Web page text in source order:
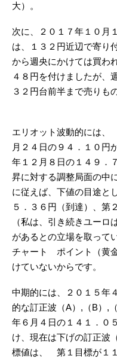
大）。
次に、２０１７年１０月
は、１３２円近辺で寄り
から週央にかけては買わ
４８円を付けましたが、
３２円台前半まで売りも
エリオット波動的には、
月２４日の９４．１０円
年１２月８日の１４９．
昇に対する調整局面の中
に従えば、下値の目途と
５．３６円（到達）、第
（私は、引き続きユー
があるとの立場を取って
チャート ポイント（黄
けていないからです。
中期的には、２０１５年
的な訂正波（A）,（B）,
年６月４日の１４１．０
け、現在は下げの訂正波
標値は、 第１目標が１